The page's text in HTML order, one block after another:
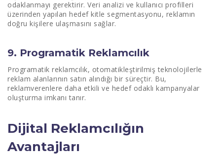
odaklanmayı gerektirir. Veri analizi ve kullanıcı profilleri
üzerinden yapılan hedef kitle segmentasyonu, reklamın
doğru kişilere ulaşmasını sağlar.
9. Programatik Reklamcılık
Programatik reklamcılık, otomatikleştirilmiş teknolojilerle
reklam alanlarının satın alındığı bir süreçtir. Bu,
reklamverenlere daha etkili ve hedef odaklı kampanyalar
oluşturma imkanı tanır.
Dijital Reklamcılığın
Avantajları